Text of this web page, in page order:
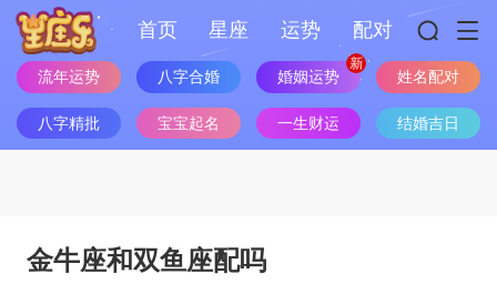
首页 星座 运势 配对
流年运势 八字合婚 婚姻运势 姓名配对
八字精批 宝宝起名 一生财运 结婚吉日
金牛座和双鱼座配吗